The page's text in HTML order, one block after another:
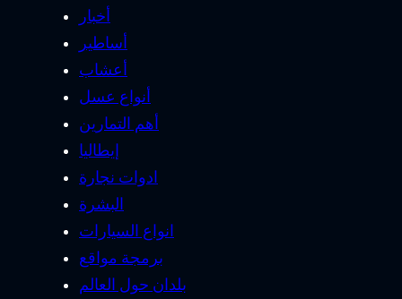
أخبار
أساطير
أعشاب
أنواع عسل
أهم التمارين
إيطاليا
ادوات نجارة
البشرة
انواع السيارات
برمجة مواقع
بلدان حول العالم